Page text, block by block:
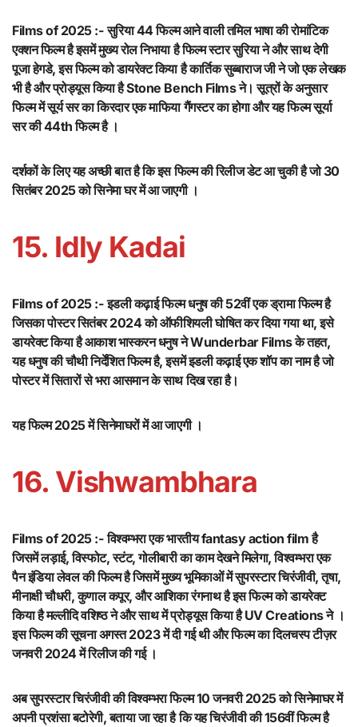
Films of 2025 :- सुरिया 44 फिल्म आने वाली तमिल भाषा की रोमांटिक
एक्शन फिल्म है इसमें मुख्य रोल निभाया है फिल्म स्टार सुरिया ने और साथ देगी
पूजा हेगडे, इस फिल्म को डायरेक्ट किया है कार्तिक सुब्बाराज जी ने जो एक लेखक
भी है और प्रोड्यूस किया है Stone Bench Films ने। सूत्रों के अनुसार
फिल्म में सूर्य सर का किरदार एक माफिया गैंगस्टर का होगा और यह फिल्म सूर्या
सर की 44th फिल्म है ।
दर्शकों के लिए यह अच्छी बात है कि इस फिल्म की रिलीज डेट आ चुकी है जो 30
सितंबर 2025 को सिनेमा घर में आ जाएगी ।
15. Idly Kadai
Films of 2025 :- इडली कढ़ाई फिल्म धनुष की 52वीं एक ड्रामा फिल्म है
जिसका पोस्टर सितंबर 2024 को ऑफीशियली घोषित कर दिया गया था, इसे
डायरेक्ट किया है आकाश भास्करन धनुष ने Wunderbar Films के तहत,
यह धनुष की चौथी निर्देशित फिल्म है, इसमें इडली कढ़ाई एक शॉप का नाम है जो
पोस्टर में सितारों से भरा आसमान के साथ दिख रहा है।
यह फिल्म 2025 में सिनेमाघरों में आ जाएगी ।
16. Vishwambhara
Films of 2025 :- विश्वम्भरा एक भारतीय fantasy action film है
जिसमें लड़ाई, विस्फोट, स्टंट, गोलीबारी का काम देखने मिलेगा, विश्वम्भरा एक
पैन इंडिया लेवल की फिल्म है जिसमें मुख्य भूमिकाओं में सुपरस्टार चिरंजीवी, तृषा,
मीनाक्षी चौधरी, कुणाल कपूर, और आशिका रंगनाथ है इस फिल्म को डायरेक्ट
किया है मल्लीदि वशिष्ठ ने और साथ में प्रोड्यूस किया है UV Creations ने ।
इस फिल्म की सूचना अगस्त 2023 में दी गई थी और फिल्म का दिलचस्प टीज़र
जनवरी 2024 में रिलीज की गई ।
अब सुपरस्टार चिरंजीवी की विश्वम्भरा फिल्म 10 जनवरी 2025 को सिनेमाघर में
अपनी प्रशंसा बटोरेगी, बताया जा रहा है कि यह चिरंजीवी की 156वीं फिल्म है